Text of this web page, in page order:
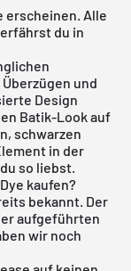
erscheinen. Alle
du in
und
Design
Batik-Look auf
schwarzen
in der
so liebst.
kaufen?
bekannt. Der
aufgeführten
wir noch